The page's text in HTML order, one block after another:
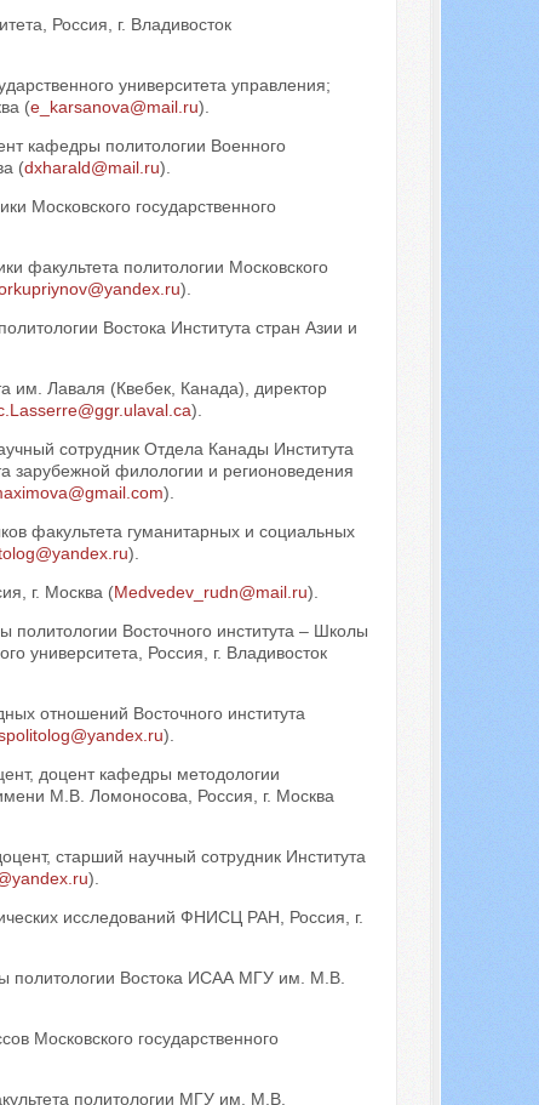
Россия, г. Владивосток
университета управления;
(e_karsanova@mail.ru).
кафедры политологии Военного
(dxharald@mail.ru).
Московского государственного
факультета политологии Московского
).
Востока Института стран Азии и
им. Лаваля (Квебек, Канада), директор
).
сотрудник Отдела Канады Института
филологии и регионоведения
).
факультета гуманитарных и социальных
).
г. Москва (Medvedev_rudn@mail.ru).
политологии Восточного института – Школы
университета, Россия, г. Владивосток
отношений Восточного института
).
доцент кафедры методологии
М.В. Ломоносова, Россия, г. Москва
старший научный сотрудник Института
).
исследований ФНИСЦ РАН, Россия, г.
политологии Востока ИСАА МГУ им. М.В.
Московского государственного
политологии МГУ им. М.В.